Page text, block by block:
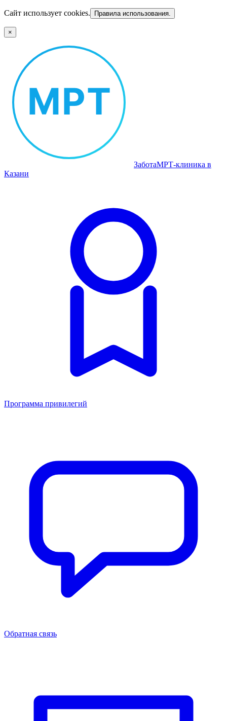
Сайт использует cookies. Правила использования.
×
ЗаботаМРТ‑клиника в
Казани
Программа привилегий
Обратная связь